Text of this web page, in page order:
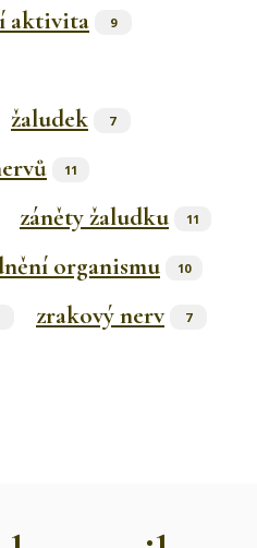
aktivita 9
žaludek 7
11
záněty žaludku 11
organismu 10
zrakový nerv 7